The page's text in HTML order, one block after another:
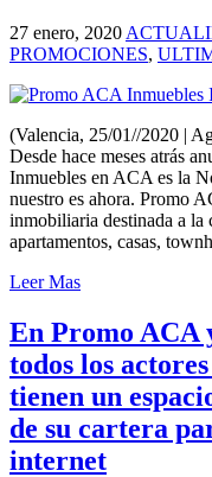
27 enero, 2020
PROMOCIONES,
(Valencia, 25/01//2020 |
Desde hace meses atrás
Inmuebles en ACA es la
nuestro es ahora. Promo
inmobiliaria destinada a la
apartamentos, casas,
Leer Mas
En Promo ACA
todos los
tienen un
de su cartera
internet